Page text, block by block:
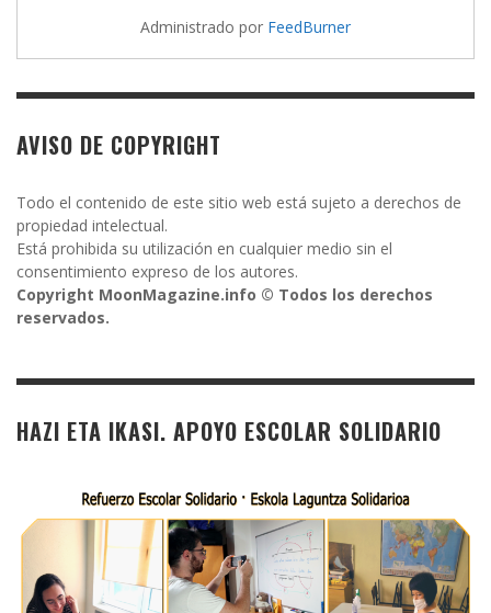
Administrado por FeedBurner
AVISO DE COPYRIGHT
Todo el contenido de este sitio web está sujeto a derechos de
propiedad intelectual.
Está prohibida su utilización en cualquier medio sin el
consentimiento expreso de los autores.
Copyright MoonMagazine.info © Todos los derechos
reservados.
HAZI ETA IKASI. APOYO ESCOLAR SOLIDARIO